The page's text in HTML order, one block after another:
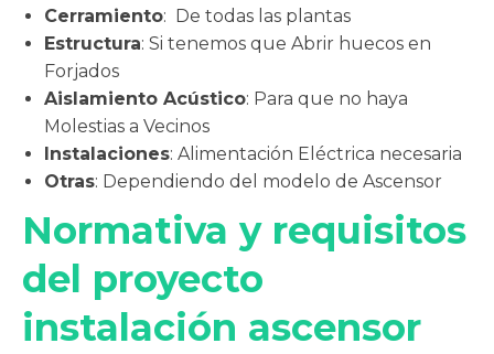
Cerramiento: De todas las plantas
Estructura: Si tenemos que Abrir huecos en
Forjados
Aislamiento Acústico: Para que no haya
Molestias a Vecinos
Instalaciones: Alimentación Eléctrica necesaria
Otras: Dependiendo del modelo de Ascensor
Normativa y requisitos
del proyecto
instalación ascensor